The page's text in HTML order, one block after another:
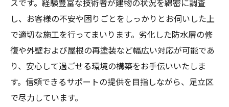
スです。経験豊富な技術者が建物の状況を綿密に調査
し、お客様の不安や困りごとをしっかりとお伺いした上
で適切な施工を行ってまいります。劣化した防水層の修
復や外壁および屋根の再塗装など幅広い対応が可能であ
り、安心して過ごせる環境の構築をお手伝いいたしま
す。信頼できるサポートの提供を目指しながら、足立区
で尽力しています。